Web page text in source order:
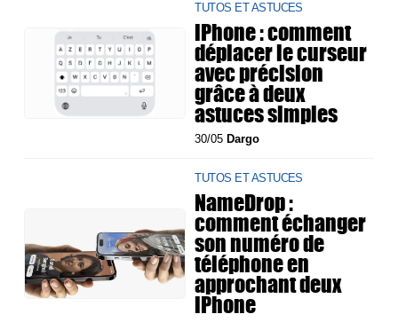
TUTOS ET ASTUCES
iPhone : comment
déplacer le curseur
avec précision
grâce à deux
astuces simples
30/05 Dargo
TUTOS ET ASTUCES
NameDrop :
comment échanger
son numéro de
téléphone en
approchant deux
iPhone